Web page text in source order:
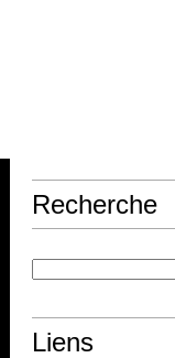
Recherche
Liens